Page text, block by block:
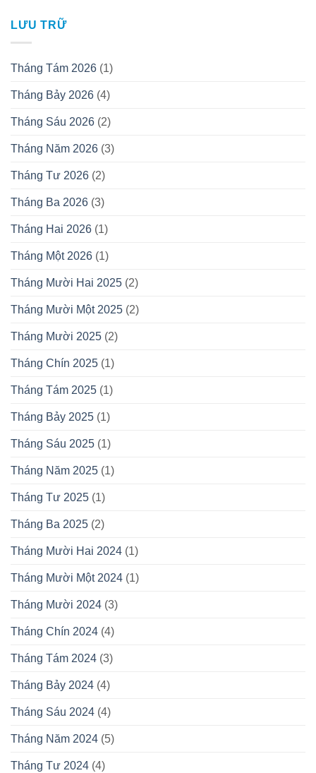
LƯU TRỮ
Tháng Tám 2026 (1)
Tháng Bảy 2026 (4)
Tháng Sáu 2026 (2)
Tháng Năm 2026 (3)
Tháng Tư 2026 (2)
Tháng Ba 2026 (3)
Tháng Hai 2026 (1)
Tháng Một 2026 (1)
Tháng Mười Hai 2025 (2)
Tháng Mười Một 2025 (2)
Tháng Mười 2025 (2)
Tháng Chín 2025 (1)
Tháng Tám 2025 (1)
Tháng Bảy 2025 (1)
Tháng Sáu 2025 (1)
Tháng Năm 2025 (1)
Tháng Tư 2025 (1)
Tháng Ba 2025 (2)
Tháng Mười Hai 2024 (1)
Tháng Mười Một 2024 (1)
Tháng Mười 2024 (3)
Tháng Chín 2024 (4)
Tháng Tám 2024 (3)
Tháng Bảy 2024 (4)
Tháng Sáu 2024 (4)
Tháng Năm 2024 (5)
Tháng Tư 2024 (4)